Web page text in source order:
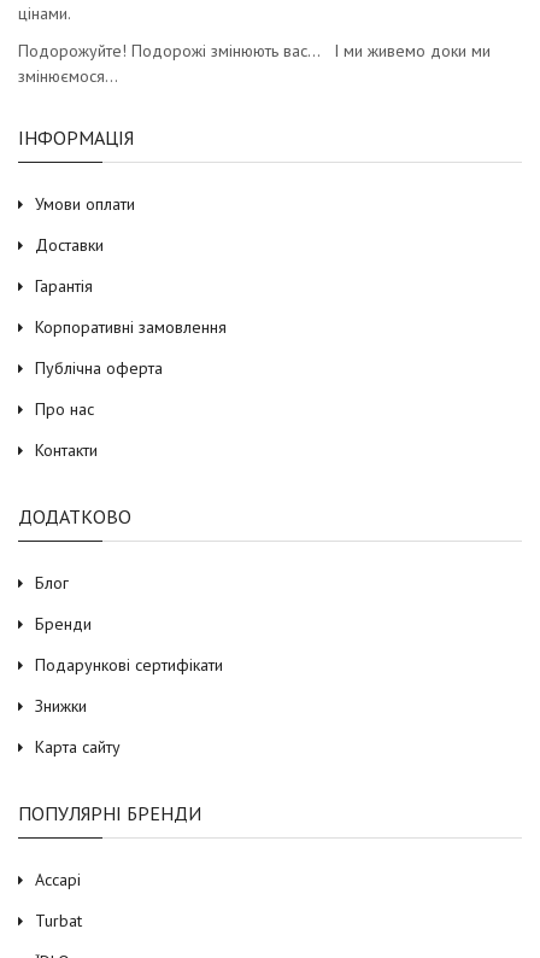
цінами.
Подорожуйте! Подорожі змінюють вас… І ми живемо доки ми
змінюємося…
ІНФОРМАЦІЯ
Умови оплати
Доставки
Гарантія
Корпоративні замовлення
Публічна оферта
Про нас
Контакти
ДОДАТКОВО
Блог
Бренди
Подарункові сертифікати
Знижки
Карта сайту
ПОПУЛЯРНІ БРЕНДИ
Accapi
Turbat